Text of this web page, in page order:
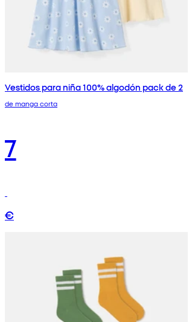
Vestidos para niña 100% algodón pack de 2
de manga corta
7
€